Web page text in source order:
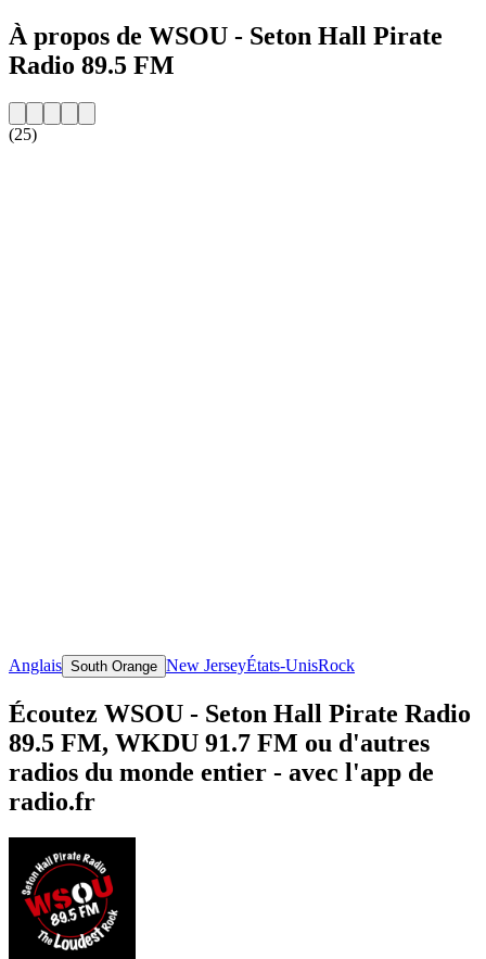
À propos de WSOU - Seton Hall Pirate
Radio 89.5 FM
(25)
Anglais South Orange New JerseyÉtats-UnisRock
Écoutez WSOU - Seton Hall Pirate Radio
89.5 FM, WKDU 91.7 FM ou d'autres
radios du monde entier - avec l'app de
radio.fr